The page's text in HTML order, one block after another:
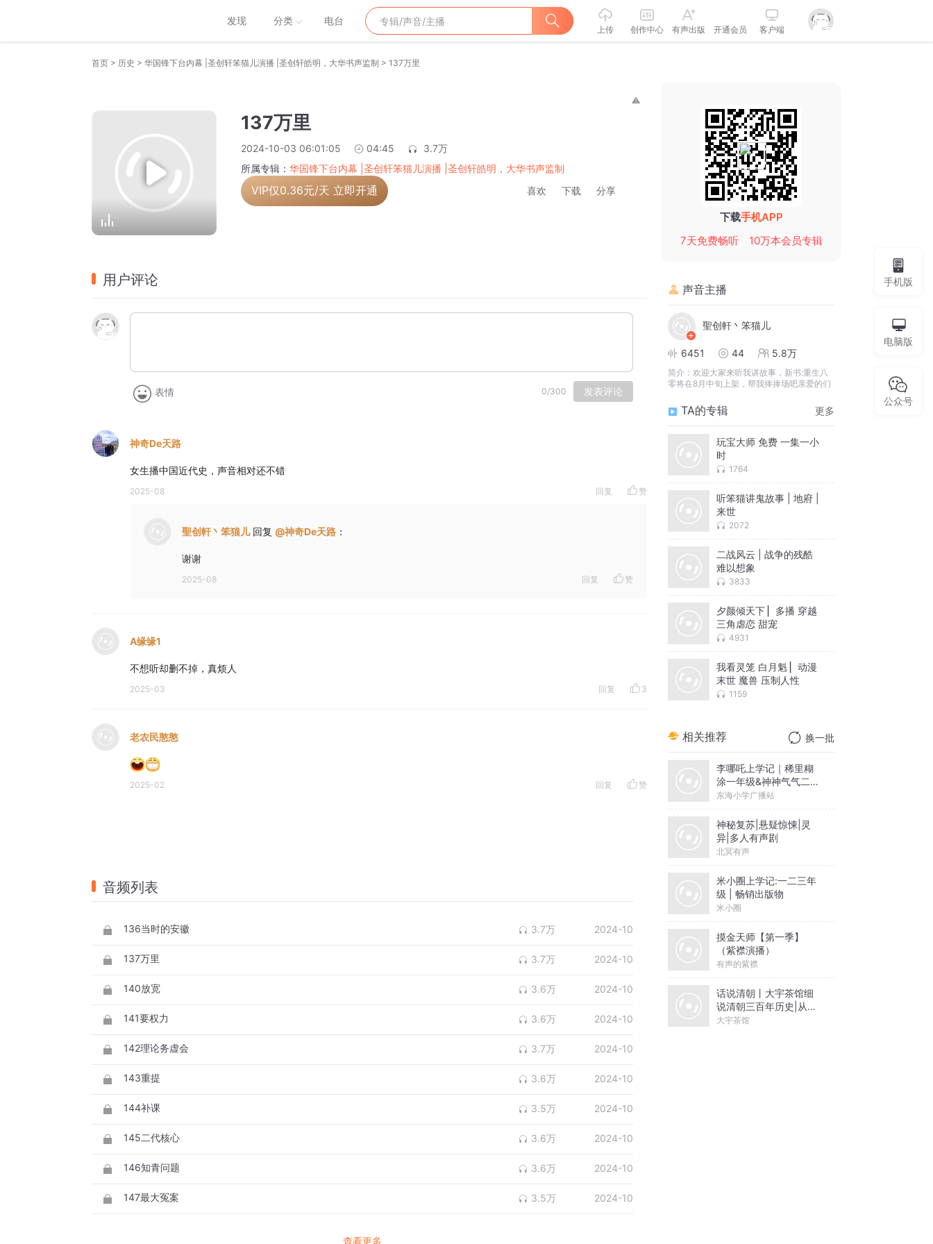
发现 分类 电台
上传 创作中心 有声出版 开通会员 客户端
首页 > 历史 > 华国锋下台内幕 |圣创轩笨猫儿演播 |圣创轩皓明，大华书声监制 > 137万里
137万里
2024-10-03 06:01:05 04:45
3.7万
所属专辑： 华国锋下台内幕 |圣创轩笨猫儿演播 |圣创轩皓明，大华书声监制
VIP仅0.36元/天 立即开通 喜欢 下载 分享
用户评论
表情 0/300 发表评论
神奇De天路
女生播中国近代史，声音相对还不错
2025-08 回复 赞
聖创軒丶笨猫儿 回复 @神奇De天路 ：
谢谢
2025-08 回复 赞
A缘缘1
不想听却删不掉，真烦人
2025-03 回复 3
老农民憨憨
2025-02 回复 赞
音频列表
136当时的安徽 3.7万 2024-10
137万里 3.7万 2024-10
140放宽 3.6万 2024-10
141要权力 3.6万 2024-10
142理论务虚会 3.7万 2024-10
143重提 3.6万 2024-10
144补课 3.5万 2024-10
145二代核心 3.6万 2024-10
146知青问题 3.6万 2024-10
147最大冤案 3.5万 2024-10
查看更多
下载手机APP
7天免费畅听
10万本会员专辑
声音主播
聖创軒丶笨猫儿
6451 44 5.8万
简介： 欢迎大家来听我讲故事，新书:重生八
零将在8月中旬上架，帮我捧捧场吧亲爱的们
TA的专辑 更多
玩宝大师 免费 一集一小
时
1764
听笨猫讲鬼故事 | 地府 |
来世
2072
二战风云 | 战争的残酷
难以想象
3833
夕颜倾天下 ▏多播 穿越
三角虐恋 甜宠
4931
我看灵笼 白月魁 ▏动漫
末世 魔兽 压制人性
1159
相关推荐 换一批
李哪吒上学记｜稀里糊
涂一年级&神神气气二年
级
东海小学广播站
神秘复苏|悬疑惊悚|灵
异|多人有声剧
北冥有声
米小圈上学记:一二三年
级 | 畅销出版物
米小圈
摸金天师【第一季】
（紫襟演播）
有声的紫襟
话说清朝丨大宇茶馆细
说清朝三百年历史|从努
尔哈赤到末代皇帝溥仪|
大宇茶馆
手机版
电脑版
公众号